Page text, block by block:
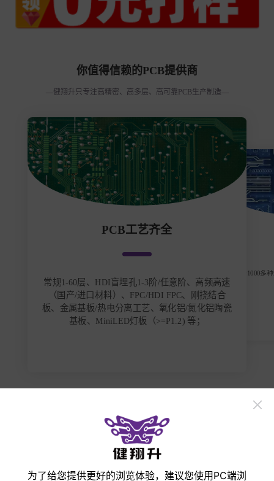
你值得信赖的PCB提供商
—健翔升只专注高精密、高多层、高可靠PCB生产制造—
PCB工艺齐全
常规1-60层、HDI盲埋孔1-3阶/任意阶、高频高速
（国产/进口材料）、FPC/HDI FPC、刚挠结合
板、金属基板/热电分离工艺、氧化铝/氮化铝陶瓷
基板、MiniLED灯板（>=P1.2) 等；
常备1000多
产品展示 收起
为了给您提供更好的浏览体验，建议您使用PC端浏